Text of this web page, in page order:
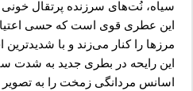
سیاه، نُت‌های سرزنده پرتقال
این عطری قوی است که حسی
مرزها را کنار می‌زند و با
این رایحه در بطری جدید به
اسانس مردانگی زمخت را به